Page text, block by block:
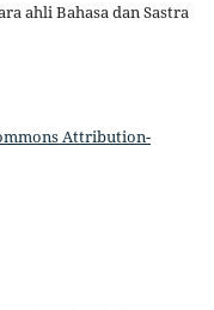
ahli Bahasa dan Sastra
Attribution-